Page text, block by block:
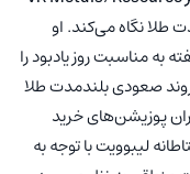
طلا نگاه می‌کند. او
به مناسبت روز یادبود را
صعودی بلند‌مدت طلا
پوزیشن‌های خرید
لیبوویت با توجه به